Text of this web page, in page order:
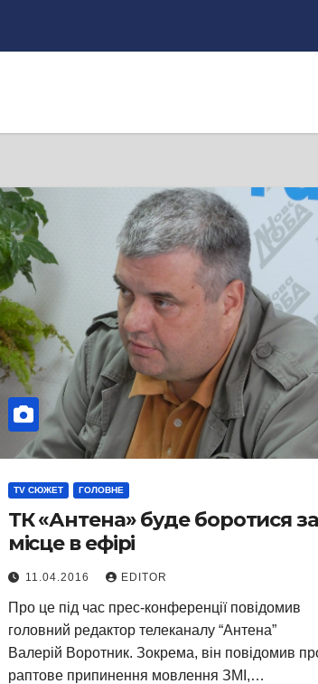
TV СЮЖЕТ ГОЛОВНЕ
ТК «Антена» буде боротися за
місце в ефірі
11.04.2016 EDITOR
Про це під час прес-конференції повідомив
головний редактор телеканалу “Антена”
Валерій Воротник. Зокрема, він повідомив
раптове припинення мовлення ЗМІ,…